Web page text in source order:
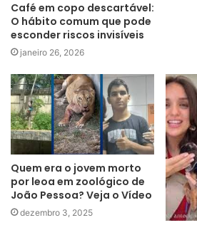
Café em copo descartável:
O hábito comum que pode
esconder riscos invisíveis
janeiro 26, 2026
Quem era o jovem morto
por leoa em zoológico de
João Pessoa? Veja o Vídeo
dezembro 3, 2025